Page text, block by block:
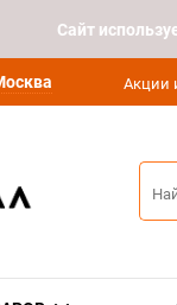
Cайт
Акции